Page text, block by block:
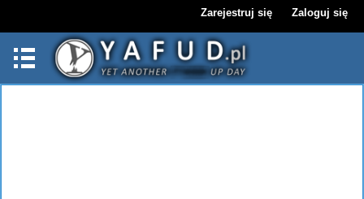
Zarejestruj się Zaloguj się